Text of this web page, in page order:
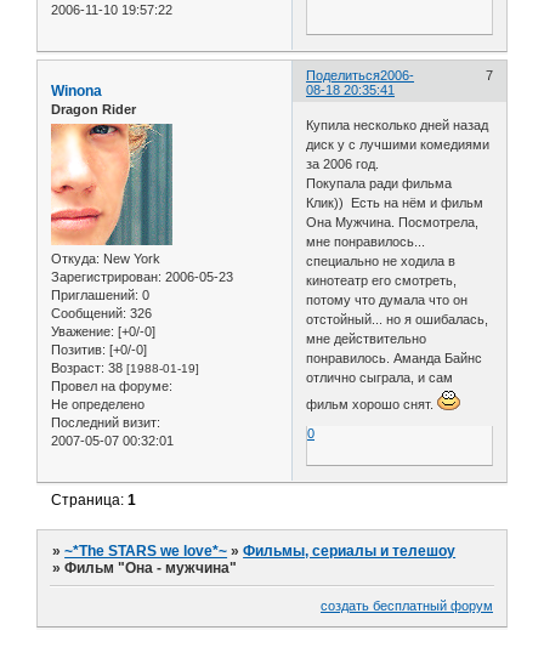
2006-11-10 19:57:22
Поделиться 7
2006-
08-18 20:35:41
Winona
Dragon Rider
Откуда: New York
Зарегистрирован: 2006-05-23
Приглашений: 0
Сообщений: 326
Уважение: [+0/-0]
Позитив: [+0/-0]
Возраст: 38 [1988-01-19]
Провел на форуме:
Не определено
Последний визит:
2007-05-07 00:32:01
Купила несколько дней назад
диск у с лучшими комедиями
за 2006 год.
Покупала ради фильма
Клик)) Есть на нём и фильм
Она Мужчина. Посмотрела,
мне понравилось...
специально не ходила в
кинотеатр его смотреть,
потому что думала что он
отстойный... но я ошибалась,
мне действительно
понравилось. Аманда Байнс
отлично сыграла, и сам
фильм хорошо снят.
0
Страница:1
»~*The STARS we love*~ »Фильмы, сериалы и телешоу
»Фильм "Она - мужчина"
создать бесплатный форум